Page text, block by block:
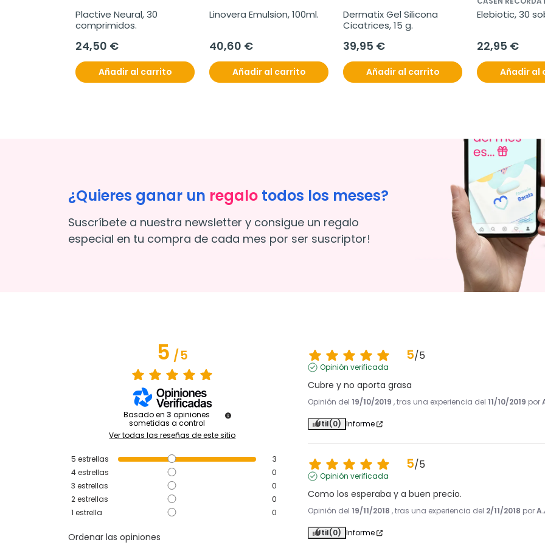
Plactive Neural, 30
comprimidos.
24,50 €
Añadir al carrito
Linovera Emulsion, 100ml.
40,60 €
Añadir al carrito
Dermatix Gel Silicona
Cicatrices, 15 g.
39,95 €
Añadir al carrito
Elebiotic, 30
22,95 €
Añadir al
¿Quieres ganar un regalo todos los meses?
Suscríbete a nuestra newsletter y consigue un regalo
especial en tu compra de cada mes por ser suscriptor!
5/5
Basado en3 opiniones
sometidas a control
Ver todas las reseñas de este sitio
5 estrellas
3
4estrellas
0
3 estrellas
0
2estrellas
0
1 estrella 0
Ordenar las opiniones
5/5
Opinión verificada
Cubre y no aporta grasa
Opinión del 19/10/2019 , tras una experiencia del 11/10/2019 por
Útil(0) Informe
5/5
Opinión verificada
Como los esperaba y a buen precio.
Opinión del 19/11/2018 , tras una experiencia del 2/11/2018 por
Útil(0) Informe